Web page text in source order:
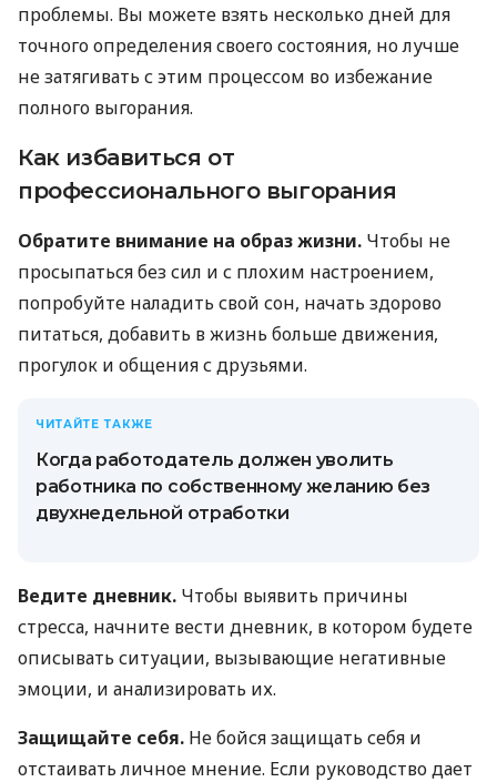
проблемы. Вы можете взять несколько дней для
точного определения своего состояния, но лучше
не затягивать с этим процессом во избежание
полного выгорания.
Как избавиться от
профессионального выгорания
Обратите внимание на образ жизни. Чтобы не
просыпаться без сил и с плохим настроением,
попробуйте наладить свой сон, начать здорово
питаться, добавить в жизнь больше движения,
прогулок и общения с друзьями.
ЧИТАЙТЕ ТАКЖЕ
Когда работодатель должен уволить
работника по собственному желанию без
двухнедельной отработки
Ведите дневник. Чтобы выявить причины
стресса, начните вести дневник, в котором будете
описывать ситуации, вызывающие негативные
эмоции, и анализировать их.
Защищайте себя. Не бойся защищать себя и
отстаивать личное мнение. Если руководство дает